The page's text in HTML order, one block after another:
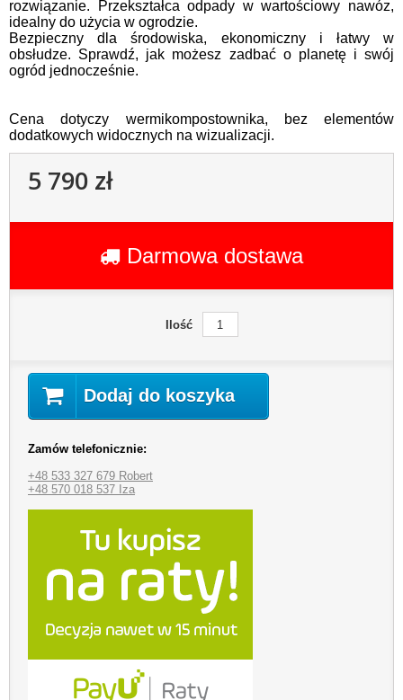
rozwiązanie. Przekształca odpady w wartościowy nawóz,
idealny do użycia w ogrodzie.
Bezpieczny dla środowiska, ekonomiczny i łatwy w
obsłudze. Sprawdź, jak możesz zadbać o planetę i swój
ogród jednocześnie.
Cena dotyczy wermikompostownika, bez elementów
dodatkowych widocznych na wizualizacji.
5 790 zł
Darmowa dostawa
Ilość
Dodaj do koszyka
Zamów telefonicznie:
+48 533 327 679 Robert
+48 570 018 537 Iza